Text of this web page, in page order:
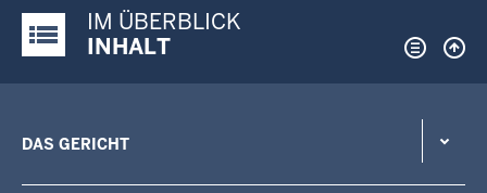
Justiz-Portal im Überblick:
IM ÜBERBLICK
INHALT
DAS GERICHT